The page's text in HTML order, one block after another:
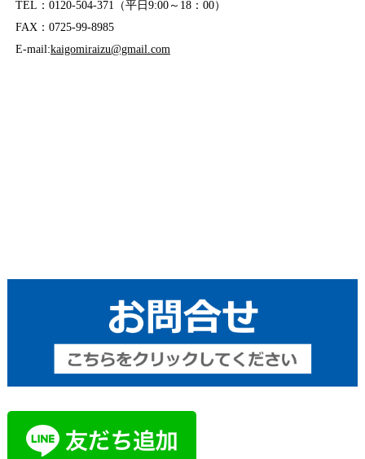
TEL：0120-504-371（平日9:00～18：00）
FAX：0725-99-8985
E-mail:kaigomiraizu@gmail.com